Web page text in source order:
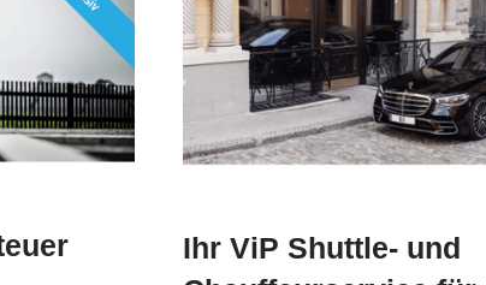
Ihr ViP Shuttle- und